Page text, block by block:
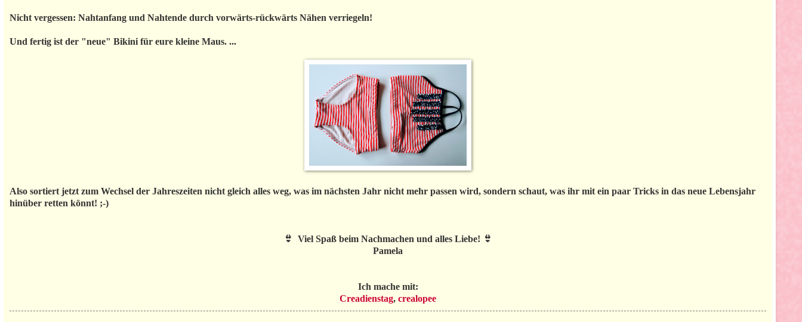
Nicht vergessen: Nahtanfang und Nahtende durch vorwärts-rückwärts Nähen verriegeln!
Und fertig ist der "neue" Bikini für eure kleine Maus. ...
Also sortiert jetzt zum Wechsel der Jahreszeiten nicht gleich alles weg, was im nächsten Jahr nicht mehr passen wird, sondern schaut, was ihr mit ein paar Tricks in das neue Lebensjahr
hinüber retten könnt! ;-)
👙 Viel Spaß beim Nachmachen und alles Liebe! 👙
Pamela
Ich mache mit:
Creadienstag, crealopee